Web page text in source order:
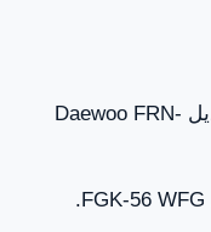
بالإضافة إلى ذلك، تقدم صيانة موديل Daewoo FRN-